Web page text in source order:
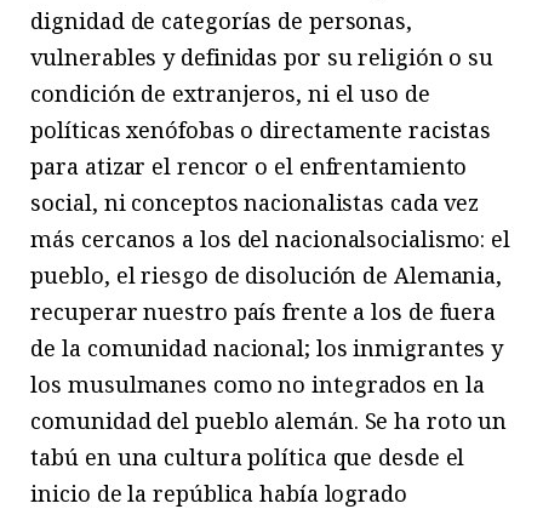
dignidad de categorías de personas,
vulnerables y definidas por su religión o su
condición de extranjeros, ni el uso de
políticas xenófobas o directamente racistas
para atizar el rencor o el enfrentamiento
social, ni conceptos nacionalistas cada vez
más cercanos a los del nacionalsocialismo: el
pueblo, el riesgo de disolución de Alemania,
recuperar nuestro país frente a los de fuera
de la comunidad nacional; los inmigrantes y
los musulmanes como no integrados en la
comunidad del pueblo alemán. Se ha roto un
tabú en una cultura política que desde el
inicio de la república había logrado